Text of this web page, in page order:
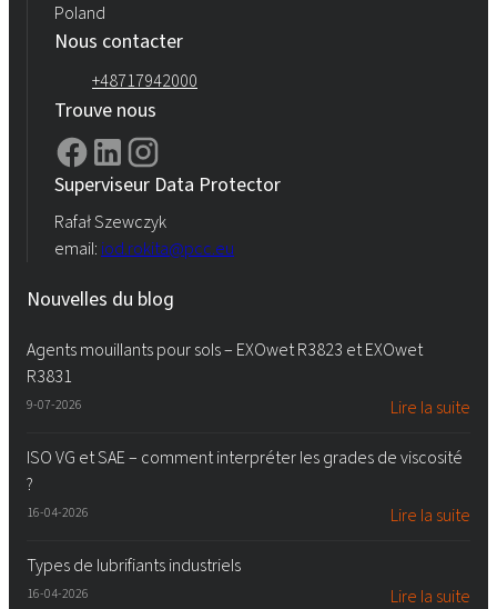
Poland
Nous contacter
+48717942000
Trouve nous
Superviseur Data Protector
Rafał Szewczyk
email: iod.rokita@pcc.eu
Nouvelles du blog
Agents mouillants pour sols – EXOwet R3823 et EXOwet
R3831
9-07-2026 Lire la suite
ISO VG et SAE – comment interpréter les grades de viscosité
?
16-04-2026 Lire la suite
Types de lubrifiants industriels
16-04-2026 Lire la suite